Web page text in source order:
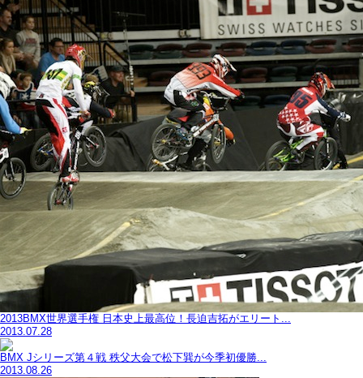
2013BMX世界選手権 日本史上最高位！長迫吉拓がエリート...
2013.07.28
BMX Jシリーズ第４戦 秩父大会で松下巽が今季初優勝...
2013.08.26